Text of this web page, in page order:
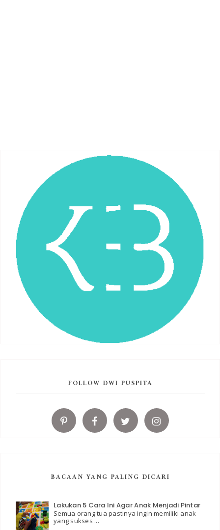
FOLLOW DWI PUSPITA
BACAAN YANG PALING DICARI
Lakukan 5 Cara Ini Agar Anak Menjadi Pintar
Semua orang tua pastinya ingin memiliki anak
yang sukses ...